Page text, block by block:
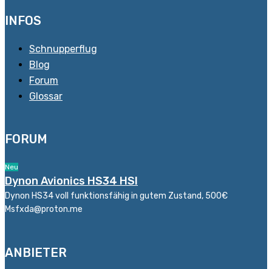
INFOS
Schnupperflug
Blog
Forum
Glossar
FORUM
Neu
Dynon Avionics HS34 HSI
Dynon HS34 voll funktionsfähig in gutem Zustand, 500€
Msfxda@proton.me
ANBIETER